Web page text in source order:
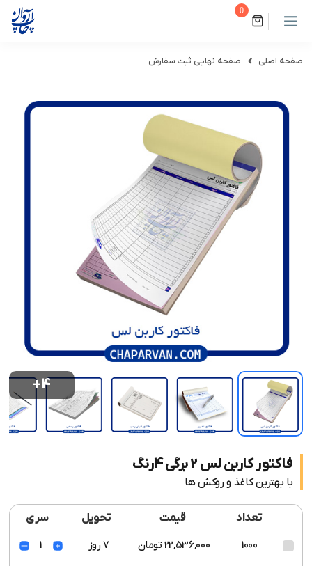
0
صفحه اصلی صفحه نهایی ثبت سفارش
+4
فاکتور کاربن لس 2 برگی 4رنگ
با بهترین کاغذ و روکش ها
تعداد قیمت تحویل سری
1000 22,536,000 تومان 7 روز 1